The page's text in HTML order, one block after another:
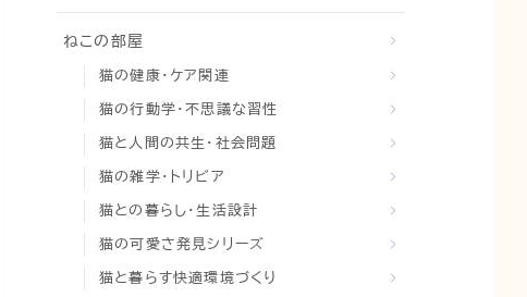
ねこの部屋
猫の健康・ケア関連
猫の行動学・不思議な習性
猫と人間の共生・社会問題
猫の雑学・トリビア
猫との暮らし・生活設計
猫の可愛さ発見シリーズ
猫と暮らす快適環境づくり